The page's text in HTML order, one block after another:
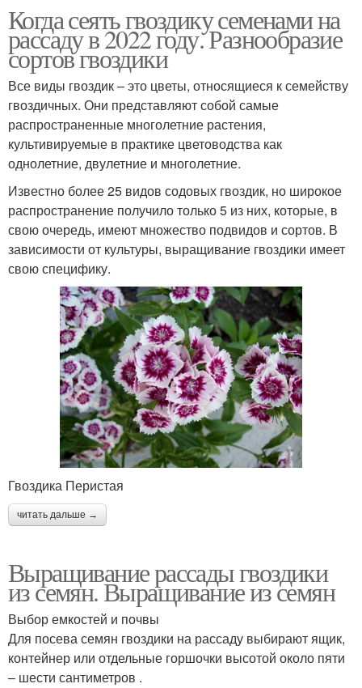
Когда сеять гвоздику семенами на
рассаду в 2022 году. Разнообразие
сортов гвоздики
Все виды гвоздик – это цветы, относящиеся к семейству
гвоздичных. Они представляют собой самые
распространенные многолетние растения,
культивируемые в практике цветоводства как
однолетние, двулетние и многолетние.
Известно более 25 видов содовых гвоздик, но широкое
распространение получило только 5 из них, которые, в
свою очередь, имеют множество подвидов и сортов. В
зависимости от культуры, выращивание гвоздики имеет
свою специфику.
Гвоздика Перистая
читать дальше →
Выращивание рассады гвоздики
из семян. Выращивание из семян
Выбор емкостей и почвы
Для посева семян гвоздики на рассаду выбирают ящик,
контейнер или отдельные горшочки высотой около пяти
– шести сантиметров .